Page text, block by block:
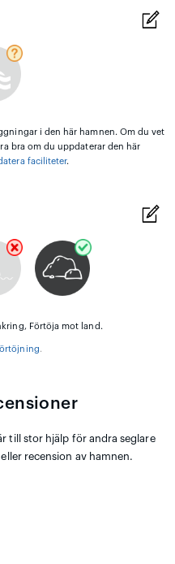
i den här hamnen. Om du vet
bra om du uppdaterar den här
faciliteter.
Förtöja mot land.
.
till stor hjälp för andra seglare
recension av hamnen.